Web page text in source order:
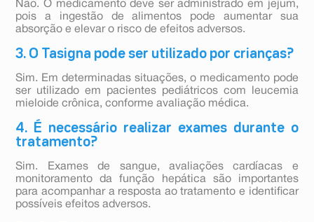
Não. O medicamento deve ser administrado em jejum,
pois a ingestão de alimentos pode aumentar sua
absorção e elevar o risco de efeitos adversos.
3. O Tasigna pode ser utilizado por crianças?
Sim. Em determinadas situações, o medicamento pode
ser utilizado em pacientes pediátricos com leucemia
mieloide crônica, conforme avaliação médica.
4. É necessário realizar exames durante o
tratamento?
Sim. Exames de sangue, avaliações cardíacas e
monitoramento da função hepática são importantes
para acompanhar a resposta ao tratamento e identificar
possíveis efeitos adversos.